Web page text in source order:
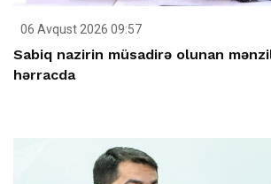
06 Avqust 2026 09:57
Sabiq nazirin müsadirə olunan
hərracda